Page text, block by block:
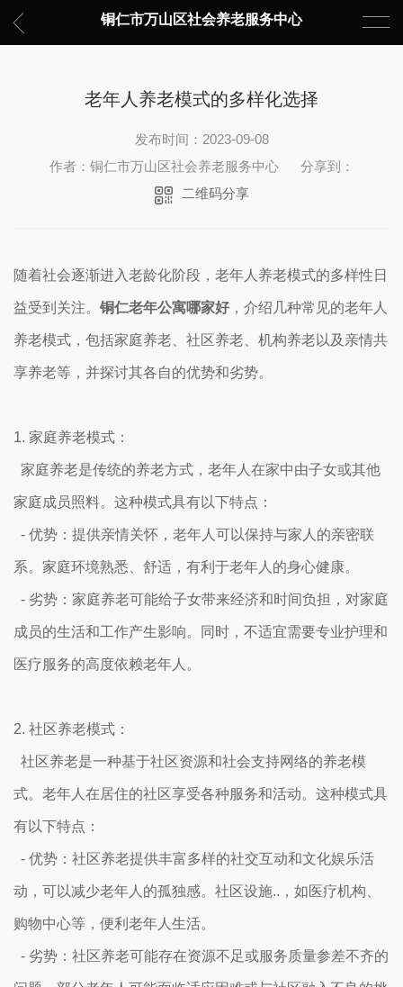
铜仁市万山区社会养老服务中心
老年人养老模式的多样化选择
发布时间：2023-09-08
作者：铜仁市万山区社会养老服务中心
分享到：
二维码分享
随着社会逐渐进入老龄化阶段，老年人养老模式的多样性日
益受到关注。 铜仁老年公寓哪家好 ，介绍几种常见的老年人
养老模式，包括家庭养老、社区养老、机构养老以及亲情共
享养老等，并探讨其各自的优势和劣势。
1. 家庭养老模式：
家庭养老是传统的养老方式，老年人在家中由子女或其他
家庭成员照料。这种模式具有以下特点：
- 优势：提供亲情关怀，老年人可以保持与家人的亲密联
系。家庭环境熟悉、舒适，有利于老年人的身心健康。
- 劣势：家庭养老可能给子女带来经济和时间负担，对家庭
成员的生活和工作产生影响。同时，不适宜需要专业护理和
医疗服务的高度依赖老年人。
2. 社区养老模式：
社区养老是一种基于社区资源和社会支持网络的养老模
式。老年人在居住的社区享受各种服务和活动。这种模式具
有以下特点：
- 优势：社区养老提供丰富多样的社交互动和文化娱乐活
动，可以减少老年人的孤独感。社区设施..，如医疗机构、
购物中心等，便利老年人生活。
- 劣势：社区养老可能存在资源不足或服务质量参差不齐的